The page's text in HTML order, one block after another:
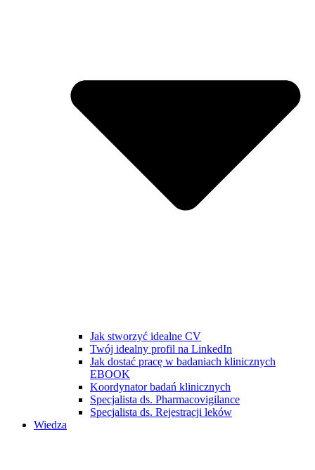
Jak stworzyć idealne CV
Twój idealny profil na LinkedIn
Jak dostać pracę w badaniach klinicznych
EBOOK
Koordynator badań klinicznych
Specjalista ds. Pharmacovigilance
Specjalista ds. Rejestracji leków
Wiedza